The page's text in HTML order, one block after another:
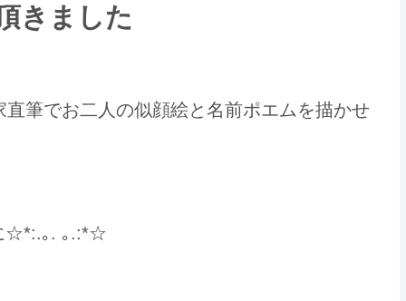
きました
筆でお二人の似顔絵と名前ポエムを描かせ
☆*:.｡. ｡.:*☆